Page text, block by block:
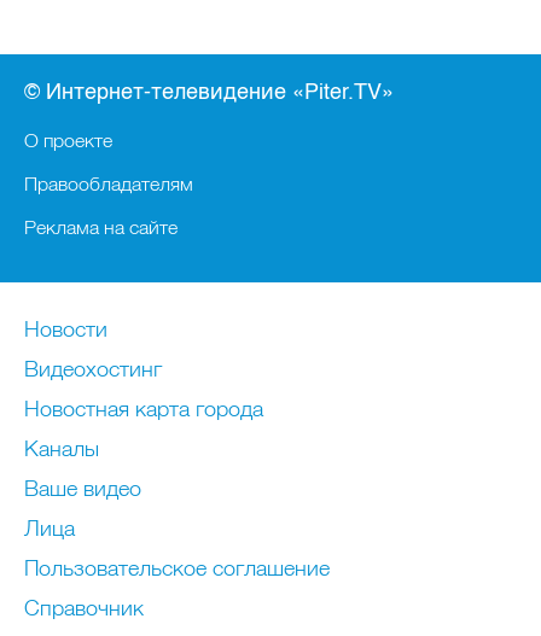
© Интернет-телевидение «Piter.TV»
О проекте
Правообладателям
Реклама на сайте
Новости
Видеохостинг
Новостная карта города
Каналы
Ваше видео
Лица
Пользовательское соглашение
Справочник